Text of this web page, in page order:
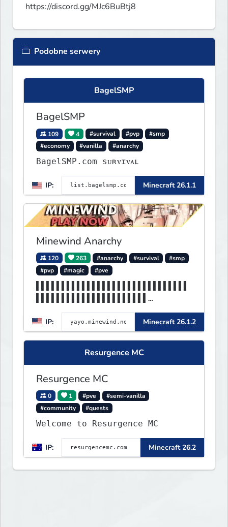
https://discord.gg/MJc6BuBtj8
Podobne serwery
BagelSMP
BagelSMP
109 4 #survival #pvp
#smp
#economy
#vanilla #anarchy
BagelSMP.com ѕᴜʀᴠɪᴠᴀʟ
IP: Minecraft 26.1.1
Minewind Anarchy
120 263 #anarchy #survival
#smp
#pvp
#magic #pve
▌▌▌▌▌▌▌▌▌▌▌▌▌▌▌▌▌▌▌▌▌▌
IP: Minecraft 26.1.2
Resurgence MC
Resurgence MC
0 1 #pve
#semi-vanilla
#community
#quests
Welcome to Resurgence MC
IP: Minecraft 26.2